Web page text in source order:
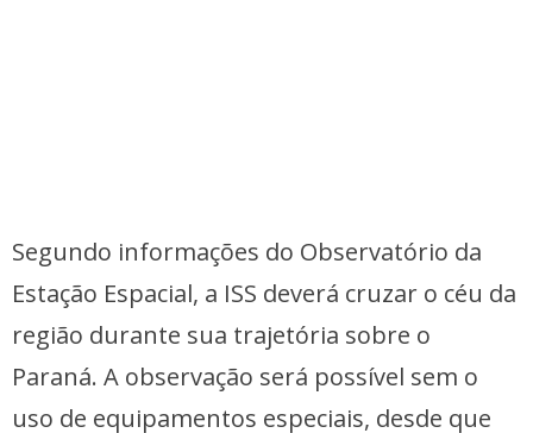
Segundo informações do Observatório da
Estação Espacial, a ISS deverá cruzar o céu da
região durante sua trajetória sobre o
Paraná. A observação será possível sem o
uso de equipamentos especiais, desde que